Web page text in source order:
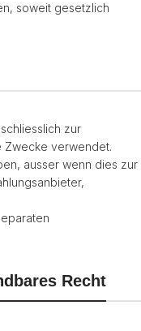
soweit gesetzlich
zur
Zwecke verwendet.
ausser wenn dies zur
Recht